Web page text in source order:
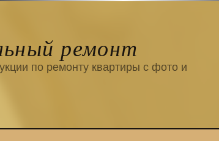
ремонт
по ремонту квартиры с фото и